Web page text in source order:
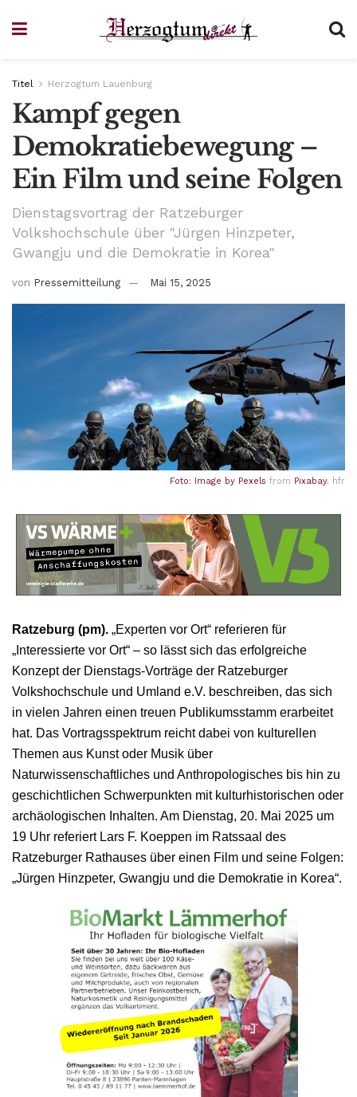
Titel Herzogtum Lauenburg
Kampf gegen
Demokratiebewegung –
Ein Film und seine Folgen
Dienstagsvortrag der Ratzeburger
Volkshochschule über "Jürgen Hinzpeter,
Gwangju und die Demokratie in Korea"
von Pressemitteilung Mai 15, 2025
Foto: Image by Pexels from Pixabay, hfr
Ratzeburg (pm). „Experten vor Ort“ referieren für
„Interessierte vor Ort“ – so lässt sich das erfolgreiche
Konzept der Dienstags-Vorträge der Ratzeburger
Volkshochschule und Umland e.V. beschreiben, das sich
in vielen Jahren einen treuen Publikumsstamm erarbeitet
hat. Das Vortragsspektrum reicht dabei von kulturellen
Themen aus Kunst oder Musik über
Naturwissenschaftliches und Anthropologisches bis hin zu
geschichtlichen Schwerpunkten mit kulturhistorischen oder
archäologischen Inhalten. Am Dienstag, 20. Mai 2025 um
19 Uhr referiert Lars F. Koeppen im Ratssaal des
Ratzeburger Rathauses über einen Film und seine Folgen:
„Jürgen Hinzpeter, Gwangju und die Demokratie in Korea“.